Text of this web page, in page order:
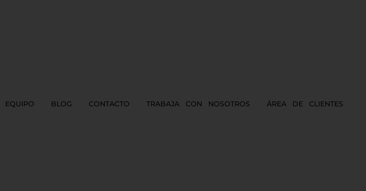
EQUIPO BLOG CONTACTO TRABAJA CON NOSOTROS ÁREA DE CLIENTES